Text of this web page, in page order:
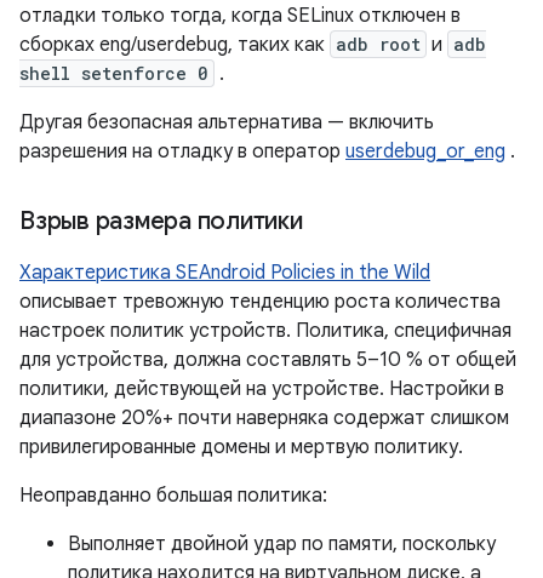
отладки только тогда, когда SELinux отключен в
сборках eng/userdebug, таких как adb root и adb
shell setenforce 0 .
Другая безопасная альтернатива — включить
разрешения на отладку в оператор userdebug_or_eng .
Взрыв размера политики
Характеристика SEAndroid Policies in the Wild
описывает тревожную тенденцию роста количества
настроек политик устройств. Политика, специфичная
для устройства, должна составлять 5–10 % от общей
политики, действующей на устройстве. Настройки в
диапазоне 20%+ почти наверняка содержат слишком
привилегированные домены и мертвую политику.
Неоправданно большая политика:
Выполняет двойной удар по памяти, поскольку
политика находится на виртуальном диске, а